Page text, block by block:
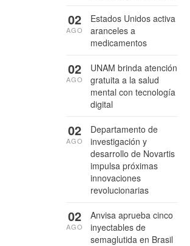
Estados Unidos activa
aranceles a
medicamentos
02
AGO
UNAM brinda atención
gratuita a la salud
mental con tecnología
digital
02
AGO
Departamento de
investigación y
desarrollo de Novartis
impulsa próximas
innovaciones
revolucionarias
02
AGO
Anvisa aprueba cinco
inyectables de
semaglutida en Brasil
02
AGO